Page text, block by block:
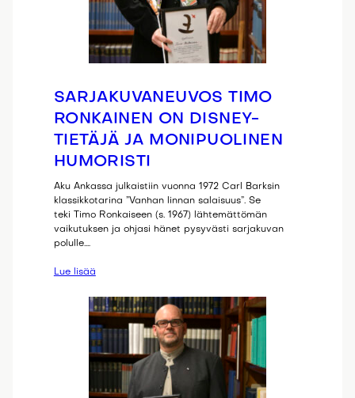
SARJAKUVANEUVOS TIMO
RONKAINEN ON DISNEY-
TIETÄJÄ JA MONIPUOLINEN
HUMORISTI
Aku Ankassa julkaistiin vuonna 1972 Carl Barksin
klassikkotarina ”Vanhan linnan salaisuus”. Se
teki Timo Ronkaiseen (s. 1967) lähtemättömän
vaikutuksen ja ohjasi hänet pysyvästi sarjakuvan
polulle.…
Lue lisää